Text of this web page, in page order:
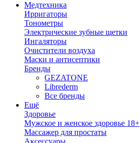
Медтехника
Ирригаторы
Тонометры
Электрические зубные щетки
Ингаляторы
Очистители воздуха
Маски и антисептики
Бренды
GEZATONE
Librederm
Все бренды
Ещё
Здоровье
Мужское и женское здоровье 18+
Массажер для простаты
Аксессуары